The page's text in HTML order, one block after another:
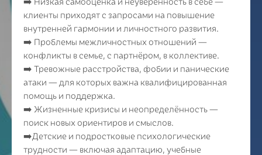
клиенты приходят с запросами на повышение
внутренней гармонии и личностного развития.
➡️ Проблемы межличностных отношений —
конфликты в семье, с партнёром, в коллективе.
➡️ Тревожные расстройства, фобии и панические
атаки — для которых важна квалифицированная
помощь и поддержка.
➡️ Жизненные кризисы и неопределённость —
поиск новых ориентиров и смыслов.
➡️Детские и подростковые психологические
трудности — включая адаптацию, учебные